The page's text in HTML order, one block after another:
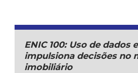
ENIC 100: Uso de dados
impulsiona decisões no
imobiliário